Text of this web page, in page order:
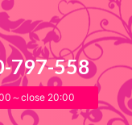
797-558
～close 20:00